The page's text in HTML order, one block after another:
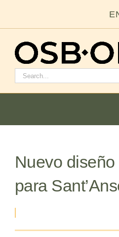
Buscar:
La orden benedictina
Nuevo
para